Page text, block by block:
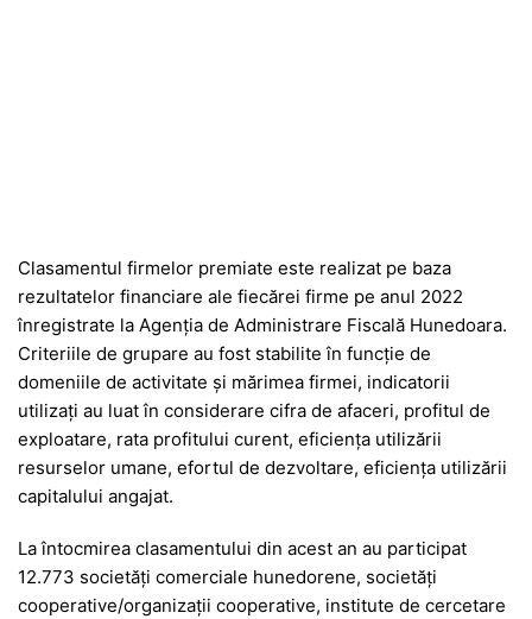
Clasamentul firmelor premiate este realizat pe baza
rezultatelor financiare ale fiecărei firme pe anul 2022
înregistrate la Agenția de Administrare Fiscală Hunedoara.
Criteriile de grupare au fost stabilite în funcţie de
domeniile de activitate şi mărimea firmei, indicatorii
utilizați au luat în considerare cifra de afaceri, profitul de
exploatare, rata profitului curent, eficienţa utilizării
resurselor umane, efortul de dezvoltare, eficienţa utilizării
capitalului angajat.
La întocmirea clasamentului din acest an au participat
12.773 societăţi comerciale hunedorene, societăţi
cooperative/organizaţii cooperative, institute de cercetare